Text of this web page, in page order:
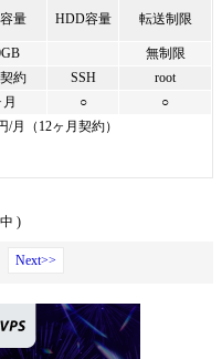
量 HDD容量 転送制限
無制限
約 SSH
root
○
○
月（12ヶ月契約）
)
Next>>